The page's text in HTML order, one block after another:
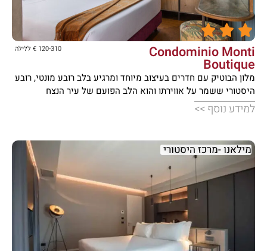





Condominio Monti
Boutique
120-310 € ללילה
מלון הבוטיק עם חדרים בעיצוב מיוחד ומרגיע בלב רובע מונטי, רובע
היסטורי ששמר על אווירתו והוא הלב הפועם של עיר הנצח
למידע נוסף >>
מילאנו -מרכז היסטורי